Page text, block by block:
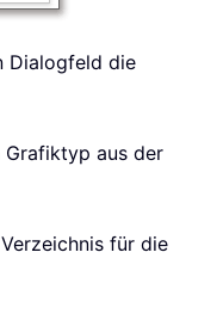
Dialogfeld die
Grafiktyp aus der
für die